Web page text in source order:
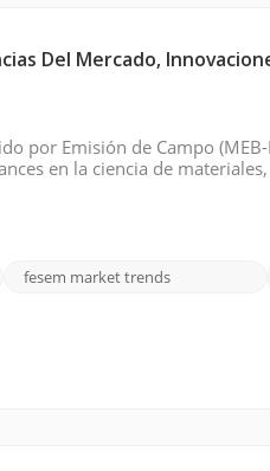
Del Mercado,
por Emisión de Campo
en la ciencia de
fesem market trends